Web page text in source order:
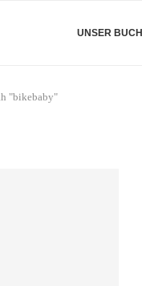
UNSER BUCH
"bikebaby"